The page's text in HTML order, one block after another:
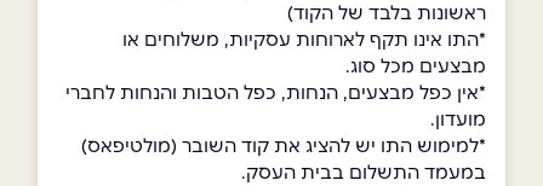
ראשונות בלבד של הקוד)
*התו אינו תקף לארוחות עסקיות, משלוחים או
מבצעים מכל סוג.
*אין כפל מבצעים, הנחות, כפל הטבות והנחות לחברי
מועדון.
*למימוש התו יש להציג את קוד השובר (מולטיפאס)
במעמד התשלום בבית העסק.